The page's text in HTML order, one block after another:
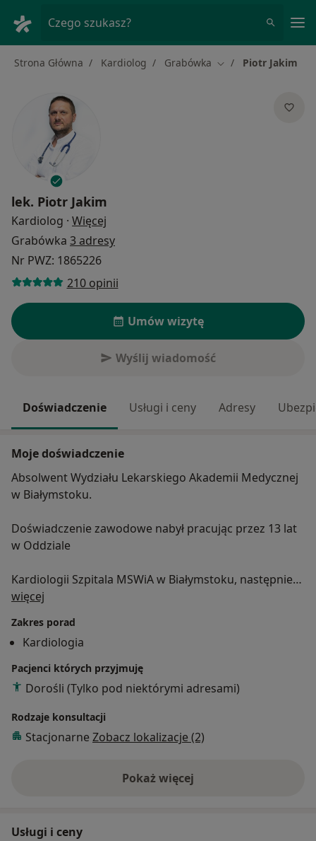
Czego szukasz?
Strona Główna Kardiolog Grabówka Zmień miasto
Piotr Jakim
lek. Piotr Jakim
Kardiolog · Więcej
Grabówka 3 adresy
Nr PWZ: 1865226
210 opinii
Umów wizytę
Wyślij wiadomość
Doświadczenie Usługi i ceny Adresy
Moje doświadczenie
Absolwent Wydziału Lekarskiego Akademii Medycznej
w Białymstoku.
Doświadczenie zawodowe nabył pracując przez 13 lat
w Oddziale
Kardiologii Szpitala MSWiA w Białymstoku, następnie
przez rok kierując
Oddziałem Chorób Wewnętrznych w Wysokiem
Mazowieckiem, a od 2019r.
pracuje w Klinice Kardiologii Inwazyjnej USK w
Białymstoku.
więcej
Zakres porad
Kardiologia
Pacjenci których przyjmuję
Dorośli (Tylko pod niektórymi adresami)
Rodzaje konsultacji
Stacjonarne Zobacz lokalizacje (2)
Pokaż więcejo doświadczeniu
Usługi i ceny